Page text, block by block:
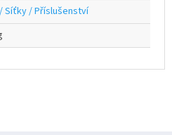
Síťky / Příslušenství